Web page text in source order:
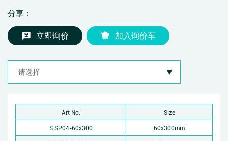
分享：
立即询价 加入询价车
Art No.
Size
S.SP04-60x300
60x300mm